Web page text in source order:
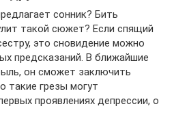
сонник? Бить
такой сюжет? Если спящий
это сновидение можно
предсказаний. В ближайшие
он сможет заключить
такие грезы могут
проявлениях депрессии, о